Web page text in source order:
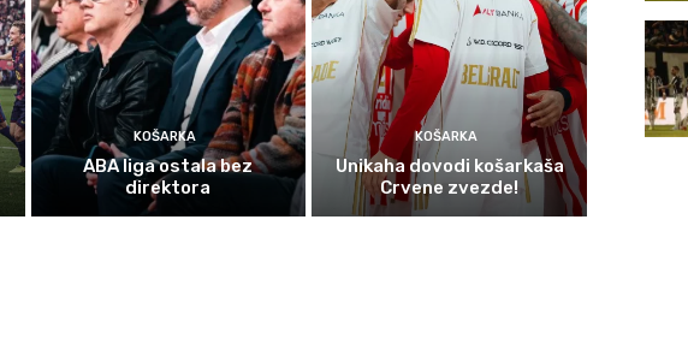
KOŠARKA
ABA liga ostala bez
direktora
KOŠARKA
Unikaha dovodi košarkaša
Crvene zvezde!